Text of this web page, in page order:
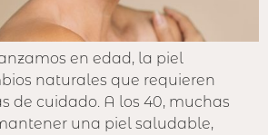
en edad, la piel
naturales que requieren
de cuidado. A los 40, muchas
una piel saludable,